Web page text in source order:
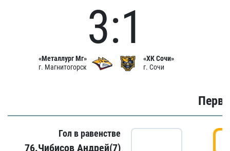
«Металлург Мг»
г. Магнитогорск
3:1
«ХК Сочи»
г. Сочи
Гол в равенстве
76.Чибисов Андрей(7)